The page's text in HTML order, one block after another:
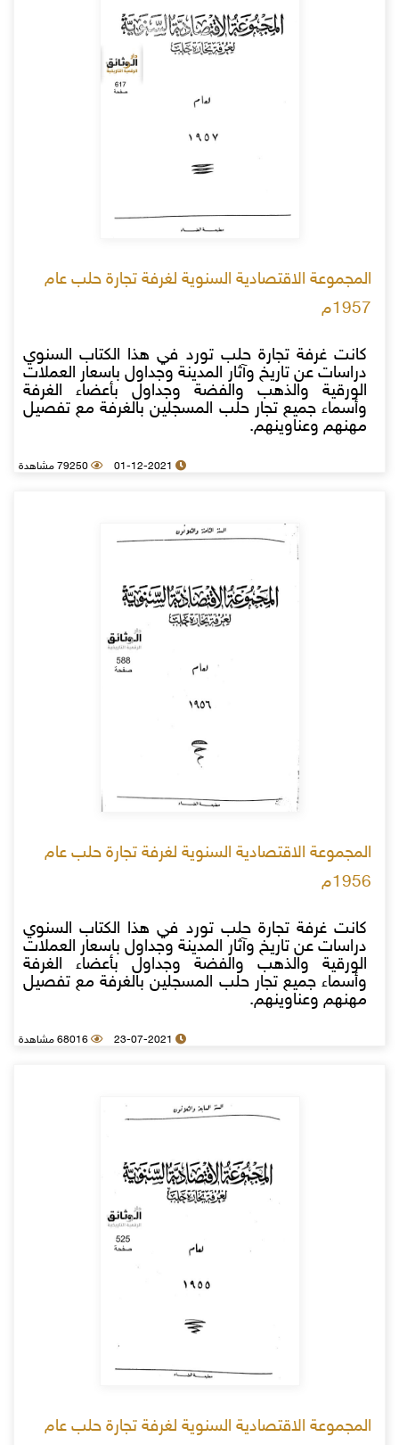
المجموعة الاقتصادية السنوية لغرفة تجارة حلب عام
1957م
كانت غرفة تجارة حلب تورد في هذا الكتاب السنوي
دراسات عن تاريخ وآثار المدينة وجداول باسعار العملات
الورقية والذهب والفضة وجداول بأعضاء الغرفة
وأسماء جميع تجار حلب المسجلين بالغرفة مع تفصيل
مهنهم وعناوينهم.
01-12-2021 79250 مشاهدة
المجموعة الاقتصادية السنوية لغرفة تجارة حلب عام
1956م
كانت غرفة تجارة حلب تورد في هذا الكتاب السنوي
دراسات عن تاريخ وآثار المدينة وجداول باسعار العملات
الورقية والذهب والفضة وجداول بأعضاء الغرفة
وأسماء جميع تجار حلب المسجلين بالغرفة مع تفصيل
مهنهم وعناوينهم.
23-07-2021 68016 مشاهدة
المجموعة الاقتصادية السنوية لغرفة تجارة حلب عام